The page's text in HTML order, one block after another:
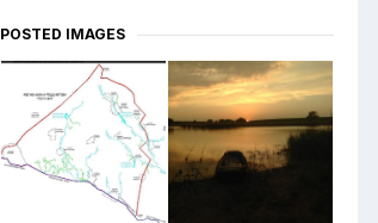
POSTED IMAGES